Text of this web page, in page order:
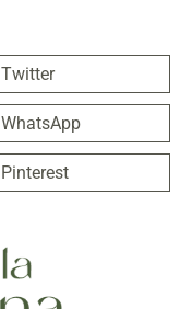
Twitter
WhatsApp
Pinterest